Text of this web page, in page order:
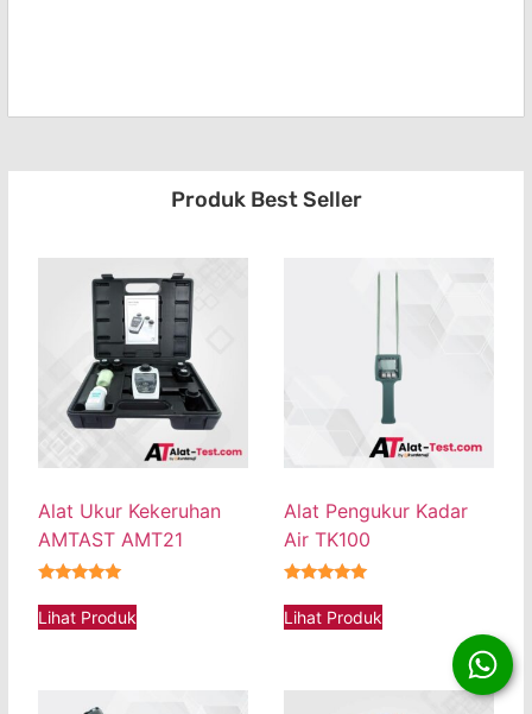
Produk Best Seller
Alat Ukur Kekeruhan
AMTAST AMT21
Lihat Produk
Alat Pengukur Kadar
Air TK100
Lihat Produk